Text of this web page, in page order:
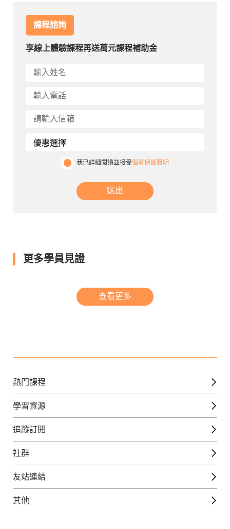
課程諮詢
享線上體驗課程再送萬元課程補助金
我已詳細閱讀並接受個資保護聲明
送出
更多學員見證
查看更多
熱門課程
英文課程
日語課程
韓語課程
法文課程
學習資源
免費線上檢定
外語補給站
美日語數位學院
追蹤訂閱
Gjun-就醬學外語
官方Youtube
社群
英語觀光城
日語觀光城
友站連結
iWorld JR
其他